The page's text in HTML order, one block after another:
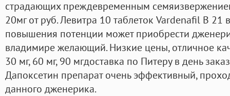
страдающих преждевременным
20мг от руб. Левитра 10 таблеток Vardenafil В 21
повышения потенции может приобрести
владимире желающий. Низкие цены, отличное
30 мг, 60 мг, 90 мгдоставка по Питеру в день
Дапоксетин препарат очень эффективный,
данного дженерика.